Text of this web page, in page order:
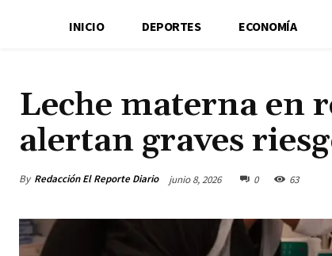
INICIO DEPORTES ECONOMÍA
Leche materna en
alertan graves
By Redacción El Reporte Diario junio 8, 2026 0 63